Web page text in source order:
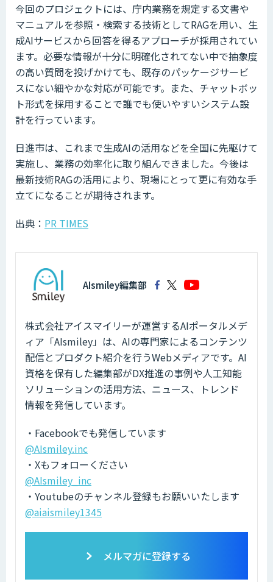
今回のプロジェクトには、庁内業務を規定する文書や
マニュアルを参照・検索する技術としてRAGを用い、生
成AIサービスから回答を得るアプローチが採用されてい
ます。必要な情報が十分に明確化されてない中で抽象度
の高い質問を投げかけても、既存のパッケージサービ
スにない細やかな対応が可能です。また、チャットボッ
ト形式を採用することで誰でも使いやすいシステム設
計を行っています。
日進市は、これまで生成AIの活用などを全国に先駆けて
実施し、業務の効率化に取り組んできました。今後は
最新技術RAGの活用により、現場にとって更に有効な手
立てになることが期待されます。
出典： PR TIMES
AIsmiley編集部
株式会社アイスマイリーが運営するAIポータルメデ
ィア「AIsmiley」は、AIの専門家によるコンテンツ
配信とプロダクト紹介を行うWebメディアです。AI
資格を保有した編集部がDX推進の事例や人工知能
ソリューションの活用方法、ニュース、トレンド
情報を発信しています。
・Facebookでも発信しています
@AIsmiley.inc
・Xもフォローください
@AIsmiley_inc
・Youtubeのチャンネル登録もお願いいたします
@aiaismiley1345
メルマガに登録する